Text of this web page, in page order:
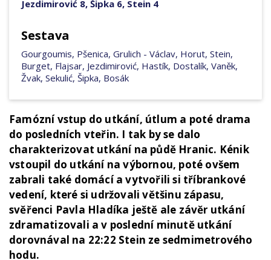
Jezdimirović 8, Šipka 6, Stein 4
Sestava
Gourgoumis, Pšenica, Grulich - Václav, Horut, Stein,
Burget, Flajsar, Jezdimirović, Hastík, Dostalík, Vaněk,
Žvak, Sekulić, Šipka, Bosák
Famózní vstup do utkání, útlum a poté drama
do posledních vteřin. I tak by se dalo
charakterizovat utkání na půdě Hranic. Kénik
vstoupil do utkání na výbornou, poté ovšem
zabrali také domácí a vytvořili si tříbrankové
vedení, které si udržovali většinu zápasu,
svěřenci Pavla Hladíka ještě ale závěr utkání
zdramatizovali a v poslední minutě utkání
dorovnával na 22:22 Stein ze sedmimetrového
hodu.